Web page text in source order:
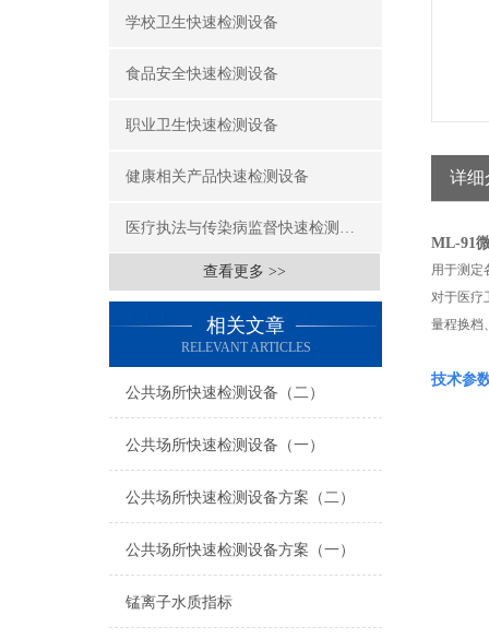
学校卫生快速检测设备
食品安全快速检测设备
职业卫生快速检测设备
健康相关产品快速检测设备
医疗执法与传染病监督快速检测设备
查看更多 >>
相关文章
RELEVANT ARTICLES
公共场所快速检测设备（二）
公共场所快速检测设备（一）
公共场所快速检测设备方案（二）
公共场所快速检测设备方案（一）
锰离子水质指标
详细
ML-91
用于测定
对于医疗
量程换档
技术参